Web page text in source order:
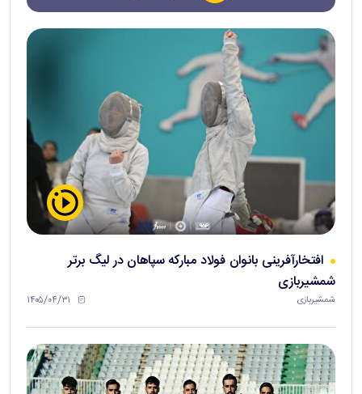
افتخارآفرینی بانوان فولاد مبارکه سپاهان در لیگ برتر
شمشیربازی
شمشیربازی ۱۴۰۵/۰۴/۳۱